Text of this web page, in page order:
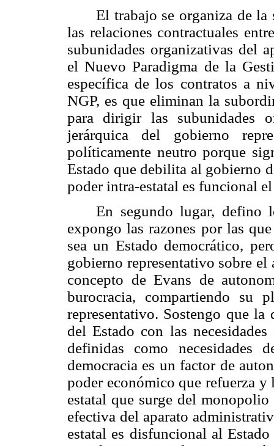
El trabajo se organiza de
las relaciones contractuales
subunidades organizativas del
el Nuevo Paradigma de la
específica de los contratos a
NGP, es que eliminan la
para dirigir las subunidades
jerárquica del gobierno
políticamente neutro porque
Estado que debilita al gobierno
poder intra-estatal es funcional
En segundo lugar, defino
expongo las razones por las
sea un Estado democrático,
gobierno representativo sobre
concepto de Evans de
burocracia, compartiendo su
representativo. Sostengo que la
del Estado con las
definidas como necesidades
democracia es un factor de
poder económico que refuerza
estatal que surge del
efectiva del aparato
estatal es disfuncional al